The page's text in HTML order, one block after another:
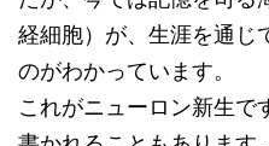
経細胞）が、生涯を通じ
のがわかっています。
これがニューロン新生で